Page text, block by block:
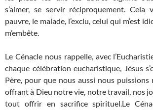
s’aimer, se servir réciproquement.
pauvre, le malade, l’exclu, celui qui m’est
m’embête.
Le Cénacle nous rappelle, avec
chaque célébration eucharistique, Jésus
Père, pour que nous aussi nous puissions
offrant à Dieu notre vie, notre travail, nos
tout offrir en sacrifice spirituel.Le